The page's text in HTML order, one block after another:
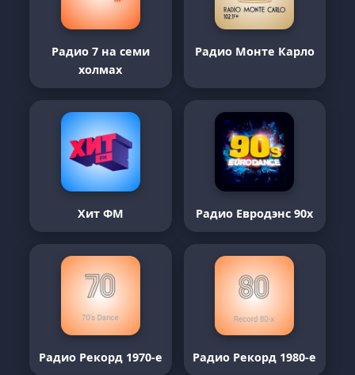
Радио 7 на семи
холмах
Радио Монте Карло
Хит ФМ Радио Евродэнс 90х
Радио Рекорд 1970-е Радио Рекорд 1980-е